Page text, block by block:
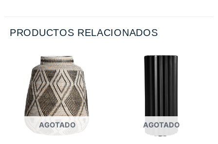
PRODUCTOS RELACIONADOS
AGOTADO AGOTADO